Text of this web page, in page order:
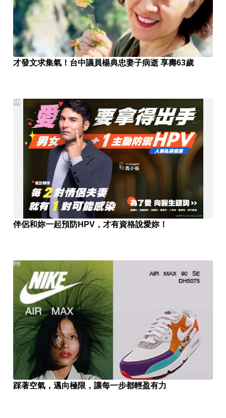
才發文求集氣！台中議員楊典忠妻子病逝 享壽63歲
伴侶和妳一起預防HPV，才有資格說愛妳！
PR
踩著空氣，邁向極限，讓每一步都輕盈有力
PR